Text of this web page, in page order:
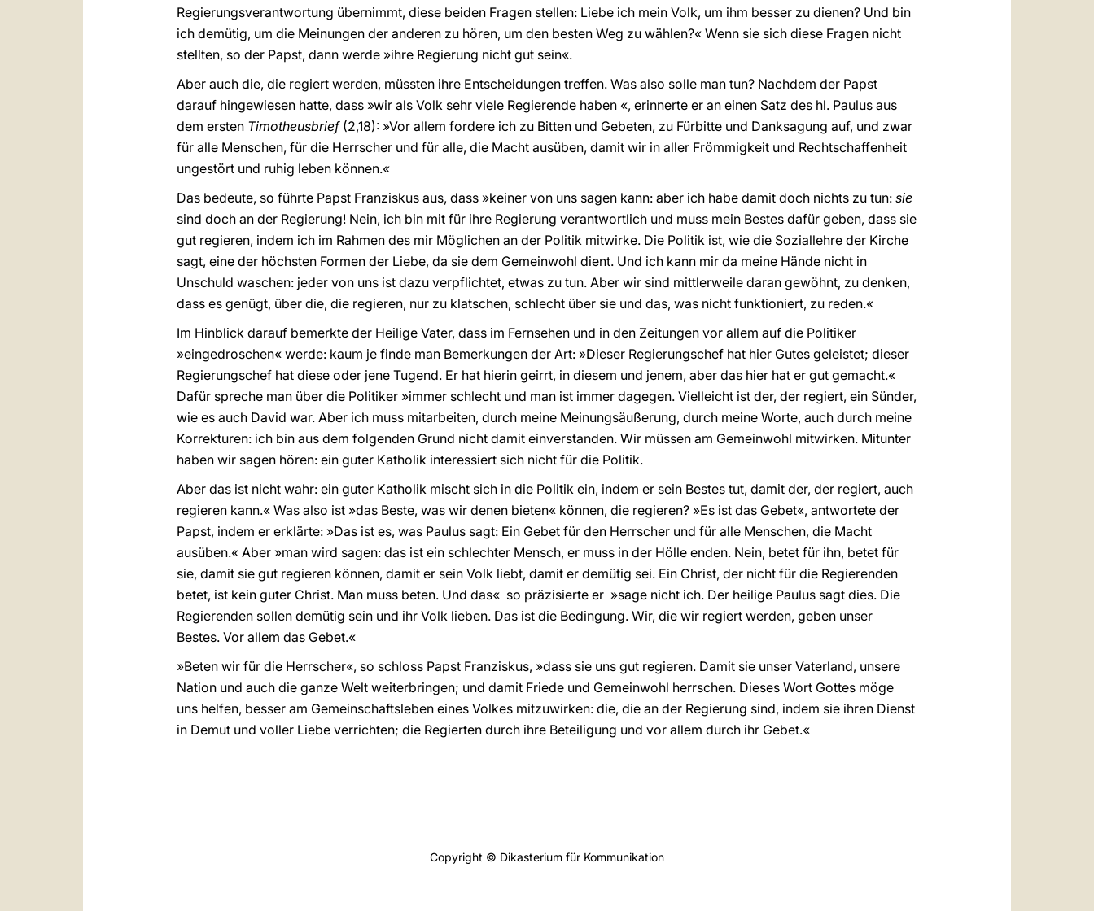
Regierungsverantwortung übernimmt, diese beiden Fragen stellen: Liebe ich mein Volk, um ihm besser zu dienen? Und bin
ich demütig, um die Meinungen der anderen zu hören, um den besten Weg zu wählen?« Wenn sie sich diese Fragen nicht
stellten, so der Papst, dann werde »ihre Regierung nicht gut sein«.
Aber auch die, die regiert werden, müssten ihre Entscheidungen treffen. Was also solle man tun? Nachdem der Papst
darauf hingewiesen hatte, dass »wir als Volk sehr viele Regierende haben «, erinnerte er an einen Satz des hl. Paulus aus
dem ersten Timotheusbrief (2,18): »Vor allem fordere ich zu Bitten und Gebeten, zu Fürbitte und Danksagung auf, und zwar
für alle Menschen, für die Herrscher und für alle, die Macht ausüben, damit wir in aller Frömmigkeit und Rechtschaffenheit
ungestört und ruhig leben können.«
Das bedeute, so führte Papst Franziskus aus, dass »keiner von uns sagen kann: aber ich habe damit doch nichts zu tun: sie
sind doch an der Regierung! Nein, ich bin mit für ihre Regierung verantwortlich und muss mein Bestes dafür geben, dass sie
gut regieren, indem ich im Rahmen des mir Möglichen an der Politik mitwirke. Die Politik ist, wie die Soziallehre der Kirche
sagt, eine der höchsten Formen der Liebe, da sie dem Gemeinwohl dient. Und ich kann mir da meine Hände nicht in
Unschuld waschen: jeder von uns ist dazu verpflichtet, etwas zu tun. Aber wir sind mittlerweile daran gewöhnt, zu denken,
dass es genügt, über die, die regieren, nur zu klatschen, schlecht über sie und das, was nicht funktioniert, zu reden.«
Im Hinblick darauf bemerkte der Heilige Vater, dass im Fernsehen und in den Zeitungen vor allem auf die Politiker
»eingedroschen« werde: kaum je finde man Bemerkungen der Art: »Dieser Regierungschef hat hier Gutes geleistet; dieser
Regierungschef hat diese oder jene Tugend. Er hat hierin geirrt, in diesem und jenem, aber das hier hat er gut gemacht.«
Dafür spreche man über die Politiker »immer schlecht und man ist immer dagegen. Vielleicht ist der, der regiert, ein Sünder,
wie es auch David war. Aber ich muss mitarbeiten, durch meine Meinungsäußerung, durch meine Worte, auch durch meine
Korrekturen: ich bin aus dem folgenden Grund nicht damit einverstanden. Wir müssen am Gemeinwohl mitwirken. Mitunter
haben wir sagen hören: ein guter Katholik interessiert sich nicht für die Politik.
Aber das ist nicht wahr: ein guter Katholik mischt sich in die Politik ein, indem er sein Bestes tut, damit der, der regiert, auch
regieren kann.« Was also ist »das Beste, was wir denen bieten« können, die regieren? »Es ist das Gebet«, antwortete der
Papst, indem er erklärte: »Das ist es, was Paulus sagt: Ein Gebet für den Herrscher und für alle Menschen, die Macht
ausüben.« Aber »man wird sagen: das ist ein schlechter Mensch, er muss in der Hölle enden. Nein, betet für ihn, betet für
sie, damit sie gut regieren können, damit er sein Volk liebt, damit er demütig sei. Ein Christ, der nicht für die Regierenden
betet, ist kein guter Christ. Man muss beten. Und das«  so präzisierte er  »sage nicht ich. Der heilige Paulus sagt dies. Die
Regierenden sollen demütig sein und ihr Volk lieben. Das ist die Bedingung. Wir, die wir regiert werden, geben unser
Bestes. Vor allem das Gebet.«
»Beten wir für die Herrscher«, so schloss Papst Franziskus, »dass sie uns gut regieren. Damit sie unser Vaterland, unsere
Nation und auch die ganze Welt weiterbringen; und damit Friede und Gemeinwohl herrschen. Dieses Wort Gottes möge
uns helfen, besser am Gemeinschaftsleben eines Volkes mitzuwirken: die, die an der Regierung sind, indem sie ihren Dienst
in Demut und voller Liebe verrichten; die Regierten durch ihre Beteiligung und vor allem durch ihr Gebet.«
Copyright © Dikasterium für Kommunikation